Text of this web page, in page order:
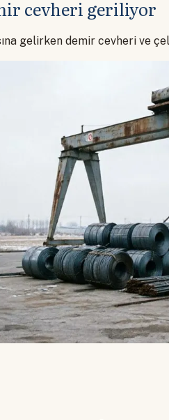
cevheri geriliyor
gelirken demir cevheri ve